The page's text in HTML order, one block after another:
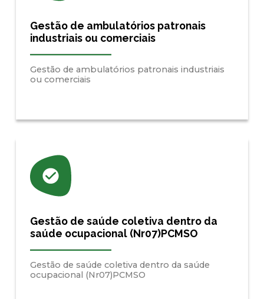
Gestão de ambulatórios patronais
industriais ou comerciais
Gestão de ambulatórios patronais industriais
ou comerciais
Gestão de saúde coletiva dentro da
saúde ocupacional (Nr07)PCMSO
Gestão de saúde coletiva dentro da saúde
ocupacional (Nr07)PCMSO